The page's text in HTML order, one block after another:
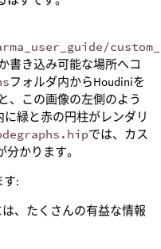
書き込み可能な場所へコ
フォルダ内からHoudiniを
、この画像の左側のよう
緑と赤の円柱がレンダリ
では、カス
かります。
す:
、たくさんの有益な情報